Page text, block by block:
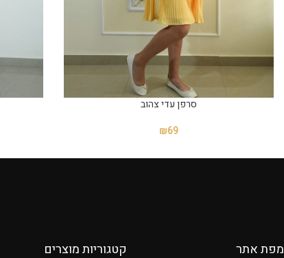
סרפן עדי צהוב
₪69
מפת אתר קטגוריות מוצרים